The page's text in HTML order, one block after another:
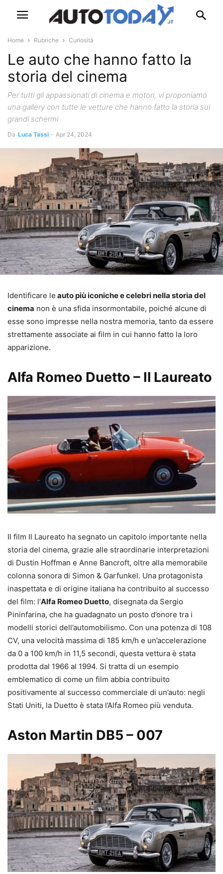
Home Rubriche Curiosità
Le auto che hanno fatto la
storia del cinema
Per tutti gli appassionati di cinema e motori, vi proponiamo
una gallery con tutte le vetture che hanno fatto la storia sui
grandi schermi
Da Luca Tassi - Apr 24, 2024
Identificare le auto più iconiche e celebri nella storia del
cinema non è una sfida insormontabile, poiché alcune di
esse sono impresse nella nostra memoria, tanto da essere
strettamente associate ai film in cui hanno fatto la loro
apparizione.
Alfa Romeo Duetto – Il Laureato
Il film Il Laureato ha segnato un capitolo importante nella
storia del cinema, grazie alle straordinarie interpretazioni
di Dustin Hoffman e Anne Bancroft, oltre alla memorabile
colonna sonora di Simon & Garfunkel. Una protagonista
inaspettata e di origine italiana ha contribuito al successo
del film: l’Alfa Romeo Duetto, disegnata da Sergio
Pininfarina, che ha guadagnato un posto d’onore tra i
modelli storici dell’automobilismo. Con una potenza di 108
CV, una velocità massima di 185 km/h e un’accelerazione
da 0 a 100 km/h in 11,5 secondi, questa vettura è stata
prodotta dal 1966 al 1994. Si tratta di un esempio
emblematico di come un film abbia contribuito
positivamente al successo commerciale di un’auto: negli
Stati Uniti, la Duetto è stata l’Alfa Romeo più venduta.
Aston Martin DB5 – 007